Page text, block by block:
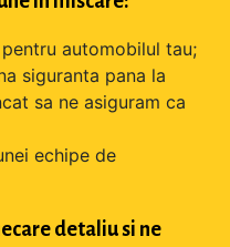
automobilul tau;
siguranta pana la
sa ne asiguram ca
echipe de
detaliu si ne